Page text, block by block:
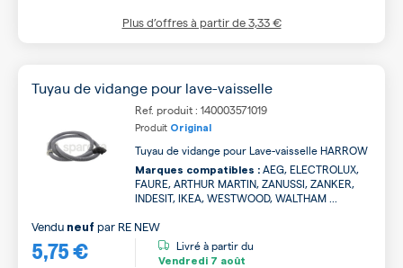
Plus d’offres à partir de3,33 €
Tuyau de vidange pour lave-vaisselle
Ref. produit : 140003571019
Produit Original
Tuyau de vidange pour Lave-vaisselle HARROW
Marques compatibles : AEG, ELECTROLUX,
FAURE, ARTHUR MARTIN, ZANUSSI, ZANKER,
INDESIT, IKEA, WESTWOOD, WALTHAM ...
5,75 €
Vendu neuf par RE NEW
Livré à partir du
Vendredi 7 août